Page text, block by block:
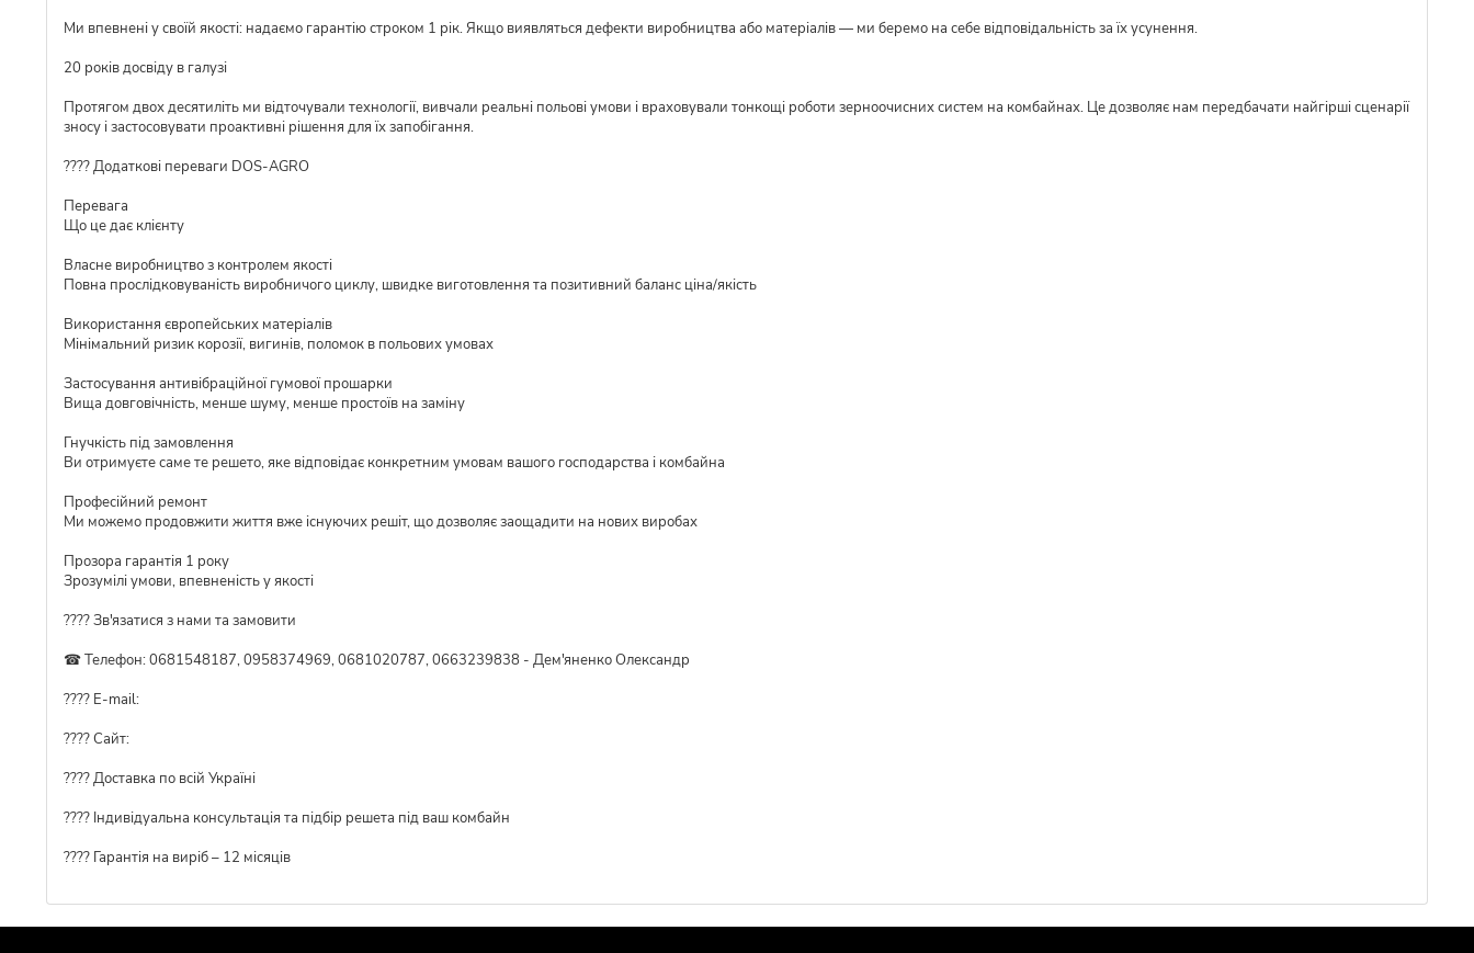
Ми впевнені у своїй якості: надаємо гарантію строком 1 рік. Якщо виявляться дефекти виробництва або матеріалів — ми беремо на себе відповідальність за їх усунення.
20 років досвіду в галузі
Протягом двох десятиліть ми відточували технології, вивчали реальні польові умови і враховували тонкощі роботи зерноочисних систем на комбайнах. Це дозволяє нам передбачати найгірші сценарії
зносу і застосовувати проактивні рішення для їх запобігання.
???? Додаткові переваги DOS-AGRO
Перевага
Що це дає клієнту
Власне виробництво з контролем якості
Повна прослідковуваність виробничого циклу, швидке виготовлення та позитивний баланс ціна/якість
Використання європейських матеріалів
Мінімальний ризик корозії, вигинів, поломок в польових умовах
Застосування антивібраційної гумової прошарки
Вища довговічність, менше шуму, менше простоїв на заміну
Гнучкість під замовлення
Ви отримуєте саме те решето, яке відповідає конкретним умовам вашого господарства і комбайна
Професійний ремонт
Ми можемо продовжити життя вже існуючих решіт, що дозволяє заощадити на нових виробах
Прозора гарантія 1 року
Зрозумілі умови, впевненість у якості
???? Зв'язатися з нами та замовити
☎ Телефон: 0681548187, 0958374969, 0681020787, 0663239838 - Дем'яненко Олександр
???? E-mail:
???? Сайт:
???? Доставка по всій Україні
????️ Індивідуальна консультація та підбір решета під ваш комбайн
???? Гарантія на виріб – 12 місяців